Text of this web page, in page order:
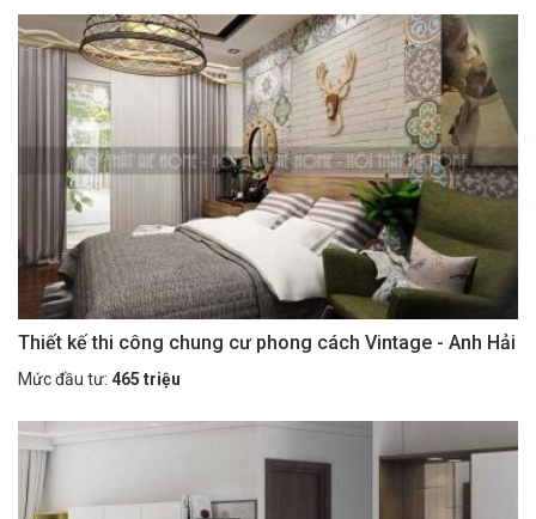
Thiết kế thi công chung cư phong cách Vintage - Anh Hải
Mức đầu tư: 465 triệu